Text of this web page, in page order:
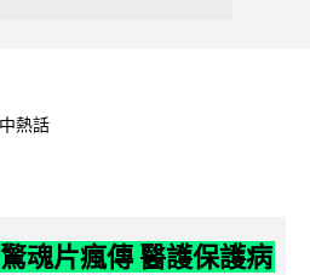
熱話
魂片瘋傳 醫護保護病